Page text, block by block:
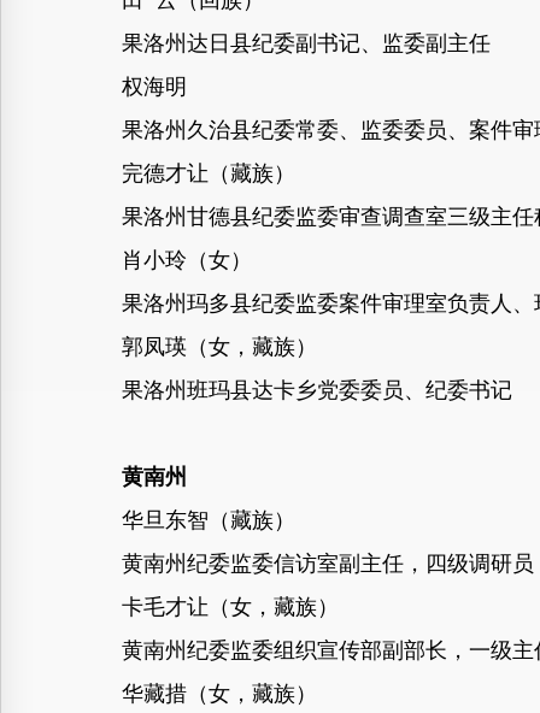
果洛州达日县纪委副书记、监委副主任
权海明
果洛州久治县纪委常委、监委委员、案件审
完德才让（藏族）
果洛州甘德县纪委监委审查调查室三级主任
肖小玲（女）
果洛州玛多县纪委监委案件审理室负责人
郭凤瑛（女，藏族）
果洛州班玛县达卡乡党委委员、纪委书记
黄南州
华旦东智（藏族）
黄南州纪委监委信访室副主任，四级调研员
卡毛才让（女，藏族）
黄南州纪委监委组织宣传部副部长，一级主
华藏措（女，藏族）